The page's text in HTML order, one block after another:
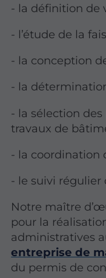
- la définition de
- l’étude de la
- la conception
- la
- la sélection
travaux de
- la coordination
- le suivi régulier
Notre maître
pour la
administratives
entreprise de
du permis de